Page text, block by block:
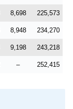
8,698 225,573
8,948 234,270
9,198 243,218
– 252,415